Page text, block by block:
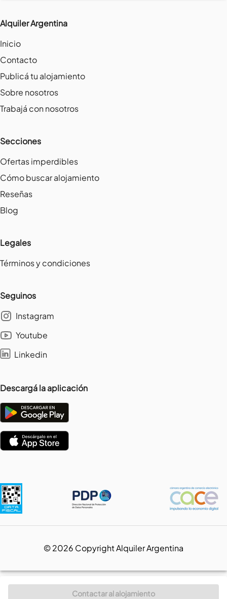
Contactar al alojamiento
Alquiler Argentina
Inicio
Contacto
Publicá tu alojamiento
Sobre nosotros
Trabajá con nosotros
Secciones
Ofertas imperdibles
Cómo buscar alojamiento
Reseñas
Blog
Legales
Términos y condiciones
Seguinos
Instagram
Youtube
Linkedin
Descargá la aplicación
©2026 Copyright Alquiler Argentina